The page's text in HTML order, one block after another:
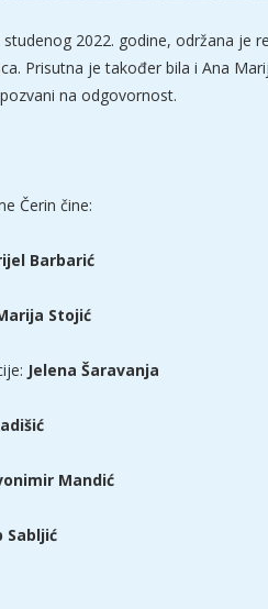
studenog 2022. godine, održana je
Prisutna je također bila i Ana
na odgovornost.
Čerin čine:
Barbarić
Stojić
Jelena Šaravanja
Mandić
Sabljić